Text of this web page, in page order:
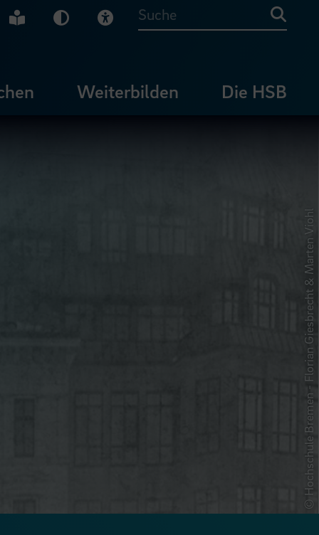
Gebärdensprache
Leichte Sprache
Dunkel-Modus
Visuelle Hilfe
Suche
Weiterbilden Die HSB
© Hochschule Bremen - Florian Giesbrecht & Marten Viohl